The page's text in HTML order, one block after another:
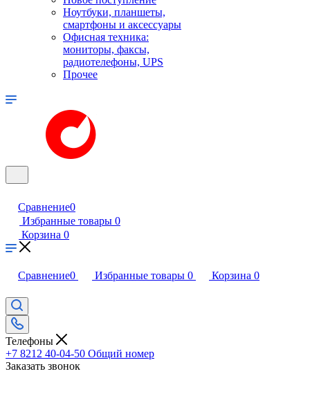
Ноутбуки, планшеты,
смартфоны и аксессуары
Офисная техника:
мониторы, факсы,
радиотелефоны, UPS
Прочее
Сравнение0
Избранные товары 0
Корзина 0
Сравнение0 Избранные товары 0 Корзина 0
Телефоны
+7 8212 40-04-50 Общий номер
Заказать звонок